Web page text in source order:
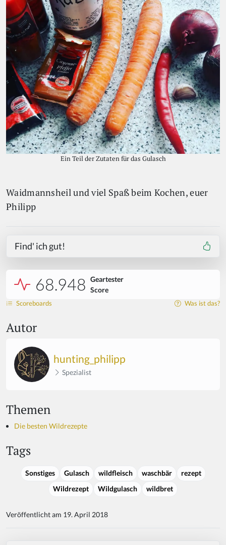
Ein Teil der Zutaten für das Gulasch
Waidmannsheil und viel Spaß beim Kochen, euer
Philipp
Find' ich gut!
68.948 Geartester
Score
Scoreboards Was ist das?
Autor
hunting_philipp
Spezialist
Themen
Die besten Wildrezepte
Tags
Sonstiges Gulasch wildfleisch waschbär
rezept
Wildrezept
Wildgulasch wildbret
Veröffentlicht am 19. April 2018